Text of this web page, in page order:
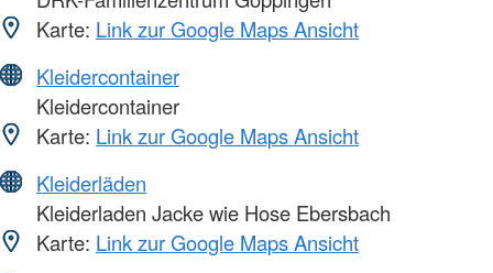
Karte: Link zur Google Maps Ansicht
Kleidercontainer
Kleidercontainer
Karte: Link zur Google Maps Ansicht
Kleiderläden
Kleiderladen Jacke wie Hose Ebersbach
Karte: Link zur Google Maps Ansicht